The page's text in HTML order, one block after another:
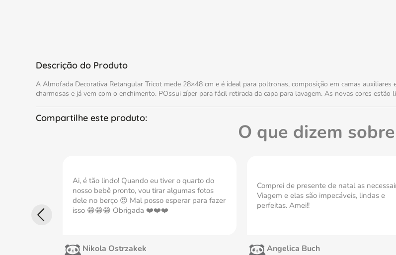
Descrição do Produto
A Almofada Decorativa Retangular Tricot mede 28×48 cm e é ideal para poltronas, composição em camas
charmosas e já vem com o enchimento. POssui zíper para fácil retirada da capa para lavagem. As novas cores
O que dizem
Ai, é tão lindo! Quando eu tiver o quarto do
nosso bebê pronto, vou tirar algumas fotos
dele no berço 😍 Mal posso esperar para fazer
isso 😁😁😁 Obrigada ❤️❤️❤️
Nikola Ostrzakek
Comprei de presente de natal as
Viagem e elas são impecáveis, lindas e
perfeitas. Amei!!
Angelica Buch